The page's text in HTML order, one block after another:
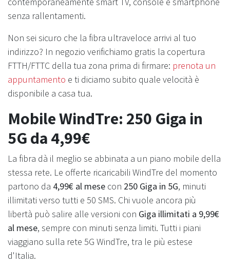
senza rallentamenti.
Non sei sicuro che la fibra ultraveloce arrivi al tuo
indirizzo? In negozio verifichiamo gratis la copertura
FTTH/FTTC della tua zona prima di firmare: prenota un
appuntamento e ti diciamo subito quale velocità è
disponibile a casa tua.
Mobile WindTre: 250 Giga in
5G da 4,99€
La fibra dà il meglio se abbinata a un piano mobile della
stessa rete. Le offerte ricaricabili WindTre del momento
partono da 4,99€ al mese con 250 Giga in 5G, minuti
illimitati verso tutti e 50 SMS. Chi vuole ancora più
libertà può salire alle versioni con Giga illimitati a 9,99€
al mese, sempre con minuti senza limiti. Tutti i piani
viaggiano sulla rete 5G WindTre, tra le più estese
d'Italia.